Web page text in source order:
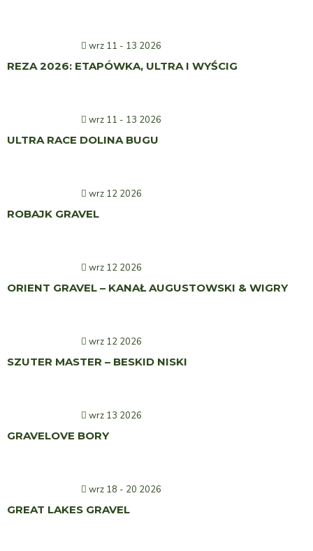
wrz 11 - 13 2026
REZA 2026: ETAPÓWKA, ULTRA I WYŚCIG
wrz 11 - 13 2026
ULTRA RACE DOLINA BUGU
wrz 12 2026
ROBAJK GRAVEL
wrz 12 2026
ORIENT GRAVEL – KANAŁ AUGUSTOWSKI & WIGRY
wrz 12 2026
SZUTER MASTER – BESKID NISKI
wrz 13 2026
GRAVELOVE BORY
wrz 18 - 20 2026
GREAT LAKES GRAVEL